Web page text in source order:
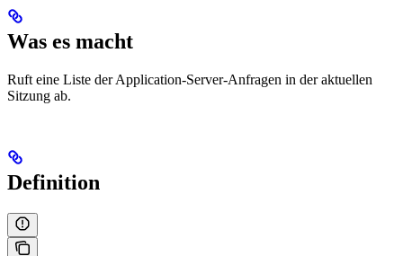
Was es macht
Ruft eine Liste der Application-Server-Anfragen in der aktuellen
Sitzung ab.
Definition